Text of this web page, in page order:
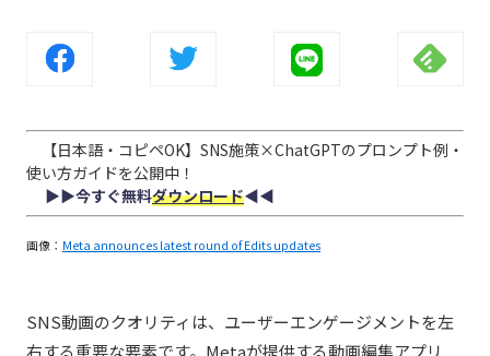
【日本語・コピペOK】SNS施策×ChatGPTのプロンプト例・
使い方ガイドを公開中！
▶︎▶︎今すぐ無料ダウンロード◀︎◀︎
画像： Meta announces latest round of Edits updates
SNS動画のクオリティは、ユーザーエンゲージメントを左
右する重要な要素です。Metaが提供する動画編集アプリ